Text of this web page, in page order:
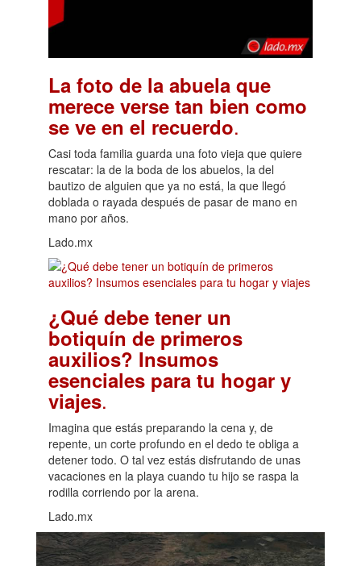
La foto de la abuela que
merece verse tan bien como
se ve en el recuerdo.
Casi toda familia guarda una foto vieja que quiere
rescatar: la de la boda de los abuelos, la del
bautizo de alguien que ya no está, la que llegó
doblada o rayada después de pasar de mano en
mano por años.
Lado.mx
¿Qué debe tener un
botiquín de primeros
auxilios? Insumos
esenciales para tu hogar y
viajes.
Imagina que estás preparando la cena y, de
repente, un corte profundo en el dedo te obliga a
detener todo. O tal vez estás disfrutando de unas
vacaciones en la playa cuando tu hijo se raspa la
rodilla corriendo por la arena.
Lado.mx